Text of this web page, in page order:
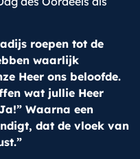
roepen tot de
waarlijk
Heer ons beloofde.
wat jullie Heer
Waarna een
dat de vloek van